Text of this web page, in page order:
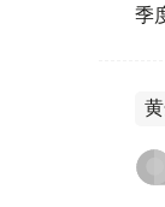
季